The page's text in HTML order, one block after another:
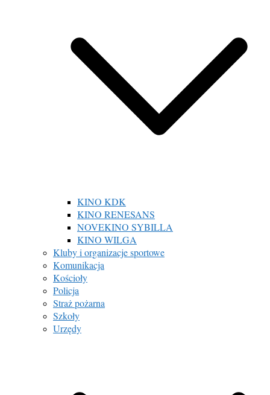
KINO KDK
KINO RENESANS
NOVEKINO SYBILLA
KINO WILGA
Kluby i organizacje sportowe
Komunikacja
Kościoły
Policja
Straż pożarna
Szkoły
Urzędy